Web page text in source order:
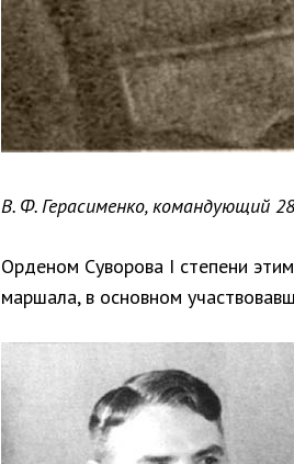
В. Ф. Герасименко, командующий
Орденом Суворова I степени
маршала, в основном